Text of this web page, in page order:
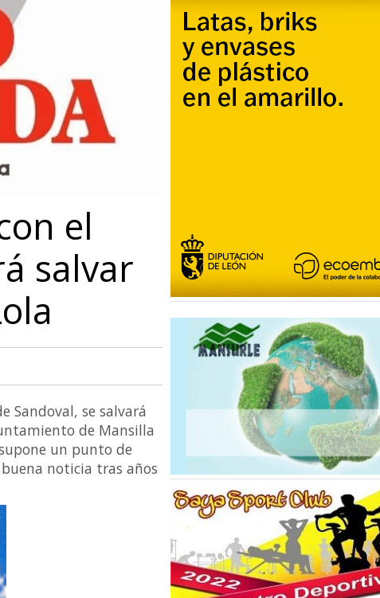
el
salvar
Sandoval, se salvará
de Mansilla
un punto de
noticia tras años